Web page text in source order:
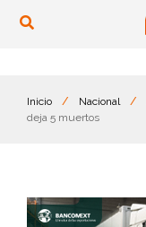
Inicio / Nacional /
deja 5 muertos